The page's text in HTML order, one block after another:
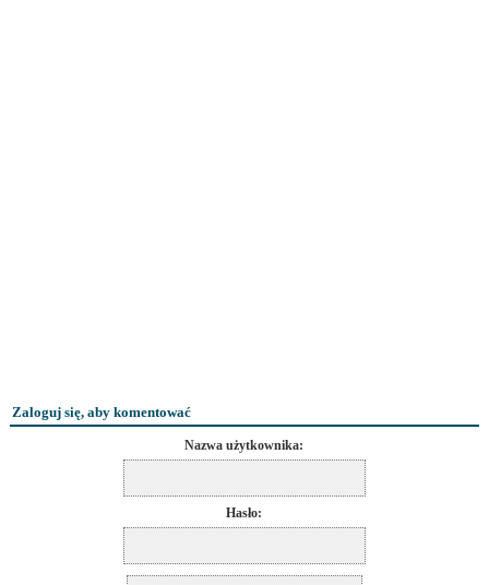
Zaloguj się, aby komentować
Nazwa użytkownika:
Hasło: